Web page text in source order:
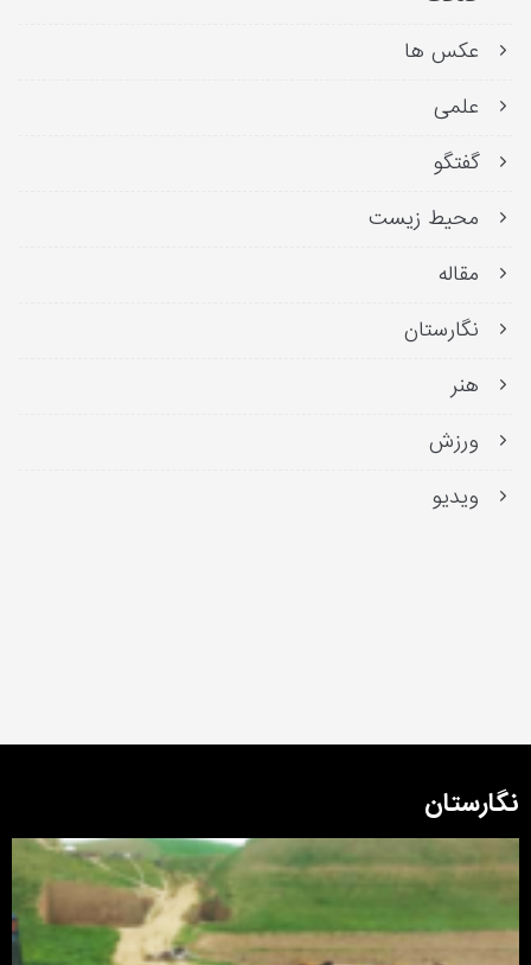
عکس ها
علمی
گفتگو
محیط زیست
مقاله
نگارستان
هنر
ورزش
ویدیو
نگارستان